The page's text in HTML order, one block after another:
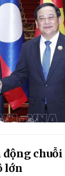
lớn